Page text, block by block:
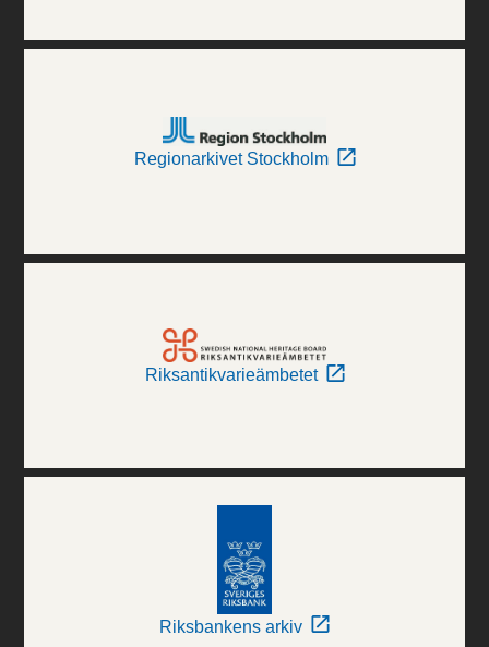
Regionarkivet Stockholm
Riksantikvarieämbetet
Riksbankens arkiv